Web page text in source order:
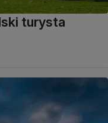
turysta